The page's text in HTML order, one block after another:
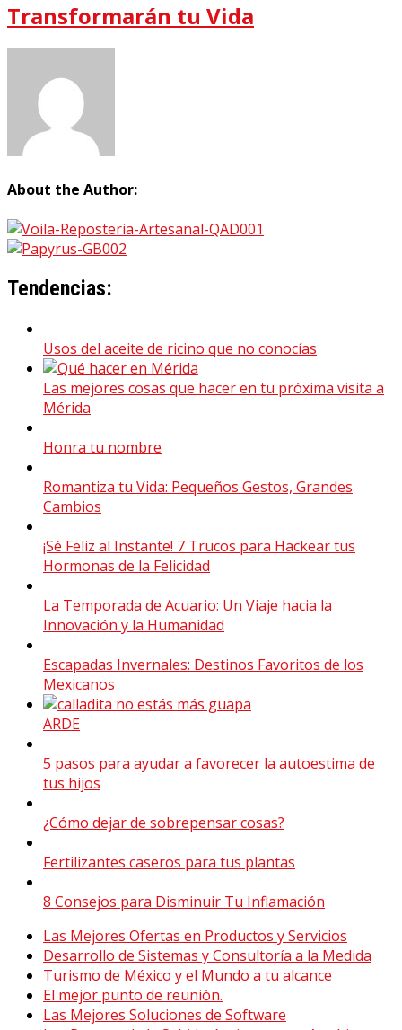
Transformarán tu Vida
About the Author:
Tendencias:
Usos del aceite de ricino que no conocías
Las mejores cosas que hacer en tu próxima visita a
Mérida
Honra tu nombre
Romantiza tu Vida: Pequeños Gestos, Grandes
Cambios
¡Sé Feliz al Instante! 7 Trucos para Hackear tus
Hormonas de la Felicidad
La Temporada de Acuario: Un Viaje hacia la
Innovación y la Humanidad
Escapadas Invernales: Destinos Favoritos de los
Mexicanos
ARDE
5 pasos para ayudar a favorecer la autoestima de
tus hijos
¿Cómo dejar de sobrepensar cosas?
Fertilizantes caseros para tus plantas
8 Consejos para Disminuir Tu Inflamación
Las Mejores Ofertas en Productos y Servicios
Desarrollo de Sistemas y Consultoría a la Medida
Turismo de México y el Mundo a tu alcance
El mejor punto de reuniòn.
Las Mejores Soluciones de Software